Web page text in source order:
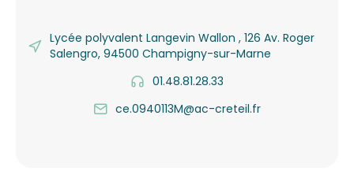
Lycée polyvalent Langevin Wallon , 126 Av. Roger
Salengro, 94500 Champigny-sur-Marne
01.48.81.28.33
ce.0940113M@ac-creteil.fr